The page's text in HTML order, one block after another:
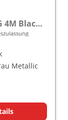
2.0 TDI 142 kW 4Motion R-Line DSG 4M Black, AHK, IQ.Light, HUD, 19-Zoll, AreaView, Navi, Side
Metallic